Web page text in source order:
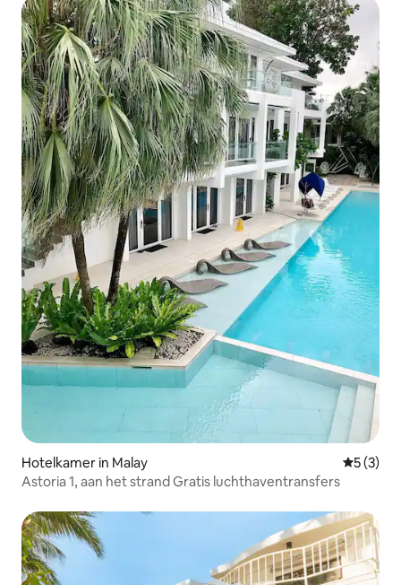
Hotelkamer in Malay
5 (3)
Astoria 1, aan het strand Gratis luchthaventransfers